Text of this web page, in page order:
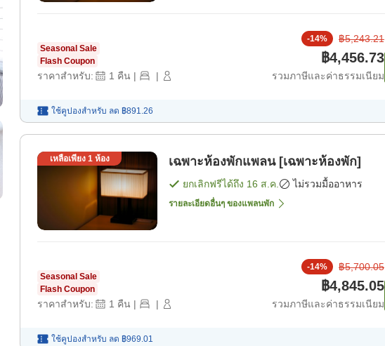
Seasonal Sale
Flash Coupon
ราคาสำหรับ: 1 คืน | |
-14% ฿5,243.21
฿4,456.73
รวมภาษีและค่าธรรมเนียม
ใช้คูปองสำหรับ ลด ฿891.26
เหลือเพียง 1ห้อง เฉพาะห้องพักแพลน [เฉพาะห้องพัก]
ยกเลิกฟรีได้ถึง 16 ส.ค. ไม่รวมมื้ออาหาร
รายละเอียดอื่นๆ ของแพลนพัก
Seasonal Sale
Flash Coupon
ราคาสำหรับ: 1 คืน | |
-14% ฿5,700.05
฿4,845.05
รวมภาษีและค่าธรรมเนียม
ใช้คูปองสำหรับ ลด ฿969.01